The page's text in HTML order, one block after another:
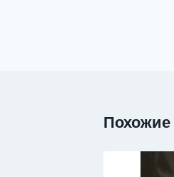
Похожие